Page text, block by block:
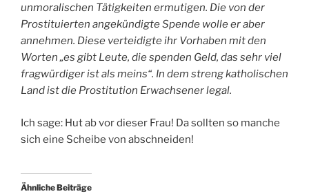
unmoralischen Tätigkeiten ermutigen. Die von der
Prostituierten angekündigte Spende wolle er aber
annehmen. Diese verteidigte ihr Vorhaben mit den
Worten „es gibt Leute, die spenden Geld, das sehr viel
fragwürdiger ist als meins“. In dem streng katholischen
Land ist die Prostitution Erwachsener legal.
Ich sage: Hut ab vor dieser Frau! Da sollten so manche
sich eine Scheibe von abschneiden!
Ähnliche Beiträge